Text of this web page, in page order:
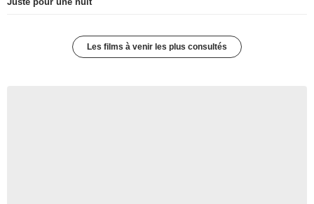
Les films à venir les plus consultés